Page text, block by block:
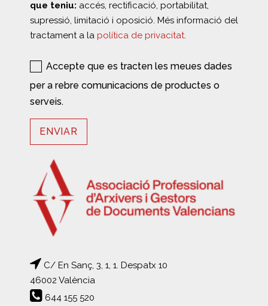
que teniu: accés, rectificació, portabilitat,
supressió, limitació i oposició. Més informació del
tractament a la política de privacitat.
Accepte que es tracten les meues dades
per a rebre comunicacions de productes o
serveis.
C/ En Sanç, 3, 1, 1. Despatx 10
46002 València
644 155 520